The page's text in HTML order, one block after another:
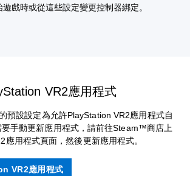
戲時或從這些設定變更控制器綁定。
VR2應用程式
預設設定為允許PlayStation VR2應用程式自
手動更新應用程式，請前往Steam™商店上
應用程式頁面，然後更新應用程式。
VR2應用程式